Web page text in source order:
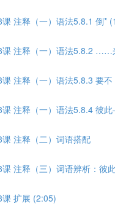
课 注释（一）语法5.8.1 倒*
课 注释（一）语法5.8.2
课 注释（一）语法5.8.3 要
课 注释（一）语法5.8.4 彼
课 注释（二）词语搭配
课 注释（三）词语辨析：彼
课 扩展 (2:05)